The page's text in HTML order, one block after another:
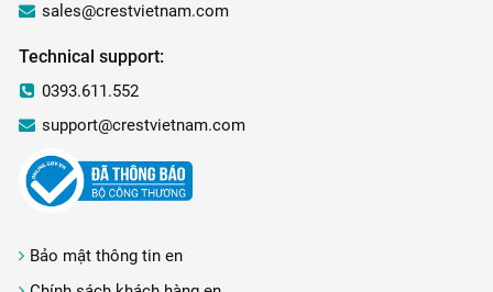
sales@crestvietnam.com
Technical support:
0393.611.552
support@crestvietnam.com
Bảo mật thông tin en